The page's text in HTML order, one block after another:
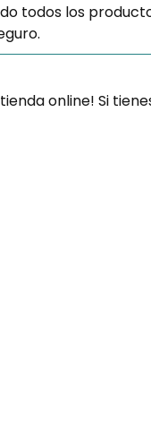
todos los
online! Si